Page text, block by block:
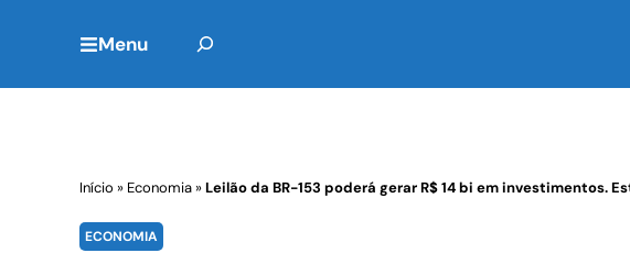
Menu
Início » Economia»Leilão da BR-153 poderá gerar R$ 14 bi em investimentos.
ECONOMIA